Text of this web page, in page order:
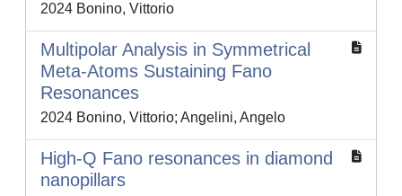
2024 Bonino, Vittorio
Multipolar Analysis in Symmetrical
Meta-Atoms Sustaining Fano
Resonances
2024 Bonino, Vittorio; Angelini, Angelo
High-Q Fano resonances in diamond
nanopillars